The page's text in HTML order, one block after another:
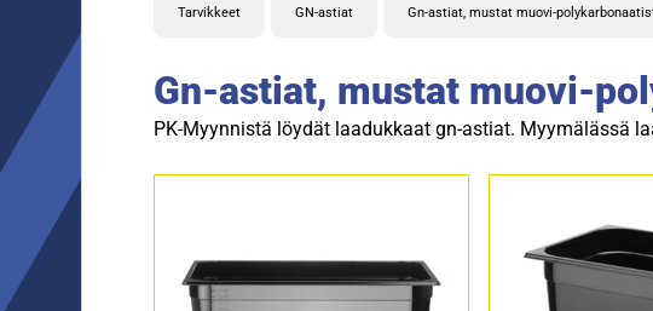
Tarvikkeet GN-astiat Gn-astiat, mustat muovi-
Gn-astiat, mustat muovi-
PK-Myynnistä löydät laadukkaat gn-astiat. Myymälässä